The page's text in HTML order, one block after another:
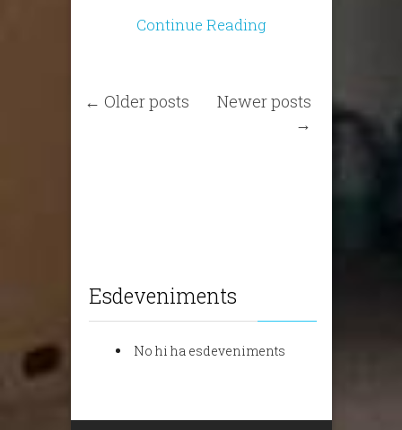
Continue Reading
← Older posts
Newer posts
→
Esdeveniments
No hi ha esdeveniments